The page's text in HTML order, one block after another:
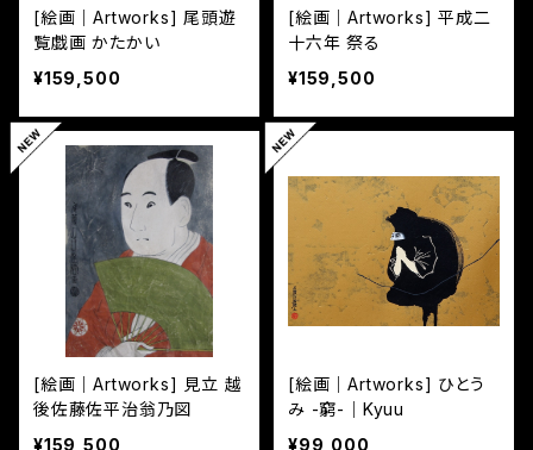
[絵画｜Artworks] 尾頭遊
覧戯画 かたかい
¥159,500
[絵画｜Artworks] 平成二
十六年 祭る
¥159,500
[絵画｜Artworks] 見立 越
後佐藤佐平治翁乃図
¥159,500
[絵画｜Artworks] ひとう
み -窮-｜Kyuu
¥99,000